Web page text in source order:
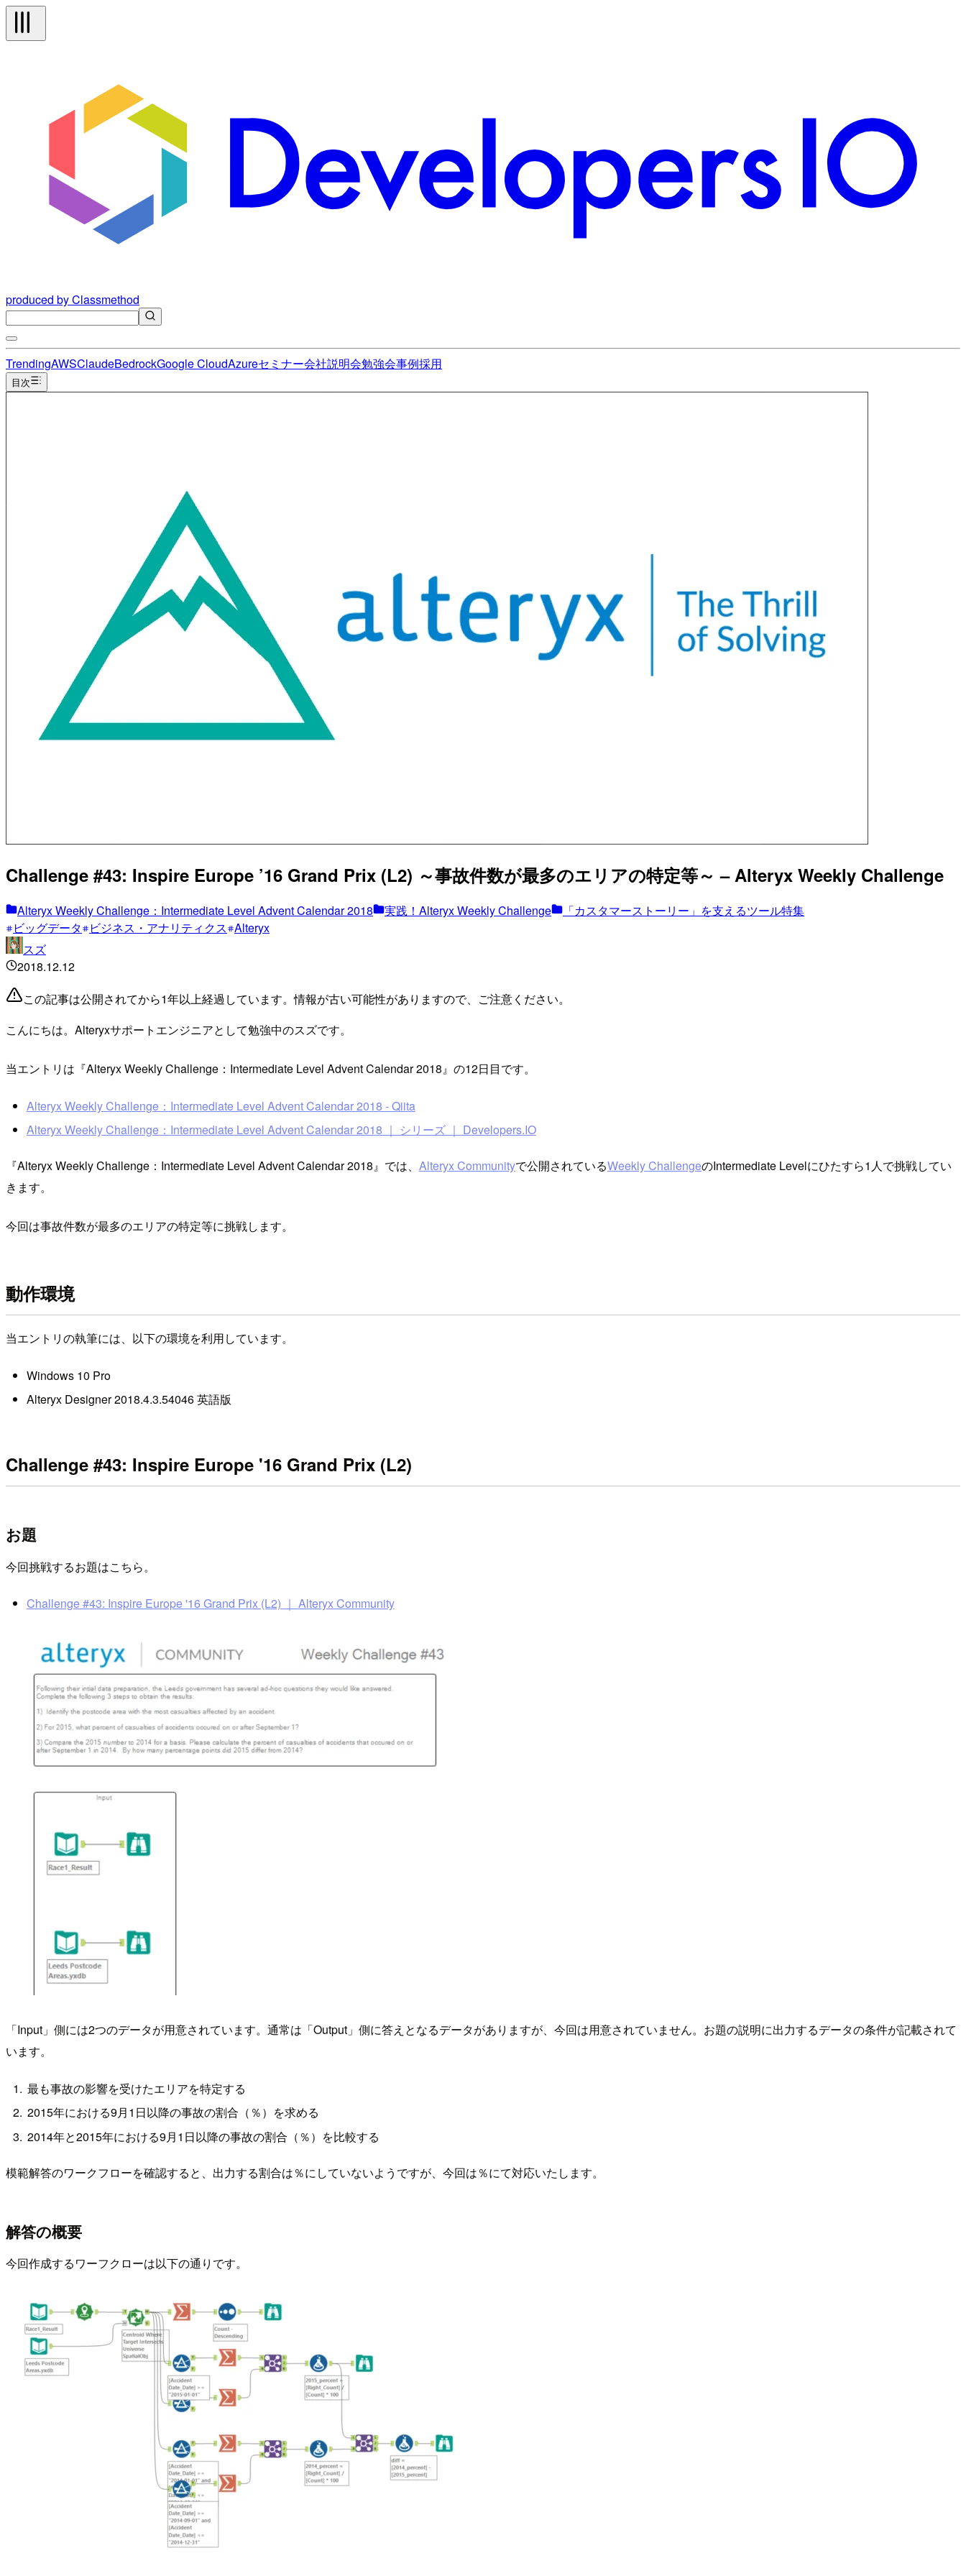
produced by Classmethod
TrendingAWSClaudeBedrockGoogle CloudAzureセミナー会社説明会勉強会事例採用
目次
Challenge #43: Inspire Europe ’16 Grand Prix (L2) ～事故件数が最多のエリアの特定等～ – Alteryx Weekly Challenge
Alteryx Weekly Challenge：Intermediate Level Advent Calendar 2018 実践！Alteryx Weekly Challenge
「カスタマーストーリー」を支えるツール特集
ビッグデータ
ビジネス・アナリティクス Alteryx
スズ
2018.12.12
この記事は公開されてから1年以上経過しています。情報が古い可能性がありますので、ご注意ください。
こんにちは。Alteryxサポートエンジニアとして勉強中のスズです。
当エントリは『Alteryx Weekly Challenge：Intermediate Level Advent Calendar 2018』の12日目です。
Alteryx Weekly Challenge：Intermediate Level Advent Calendar 2018 - Qiita
Alteryx Weekly Challenge：Intermediate Level Advent Calendar 2018 ｜ シリーズ ｜ Developers.IO
『Alteryx Weekly Challenge：Intermediate Level Advent Calendar 2018』では、 Alteryx Communityで公開されているWeekly ChallengeのIntermediate Levelにひたすら1人で挑戦してい
きます。
今回は事故件数が最多のエリアの特定等に挑戦します。
動作環境
当エントリの執筆には、以下の環境を利用しています。
Windows 10 Pro
Alteryx Designer 2018.4.3.54046 英語版
Challenge #43: Inspire Europe '16 Grand Prix (L2)
お題
今回挑戦するお題はこちら。
Challenge #43: Inspire Europe '16 Grand Prix (L2) ｜ Alteryx Community
「Input」側には2つのデータが用意されています。通常は「Output」側に答えとなるデータがありますが、今回は用意されていません。お題の説明に出力するデータの条件が記載されて
います。
最も事故の影響を受けたエリアを特定する
2015年における9月1日以降の事故の割合（％）を求める
2014年と2015年における9月1日以降の事故の割合（％）を比較する
模範解答のワークフローを確認すると、出力する割合は％にしていないようですが、今回は％にて対応いたします。
解答の概要
今回作成するワーフクローは以下の通りです。